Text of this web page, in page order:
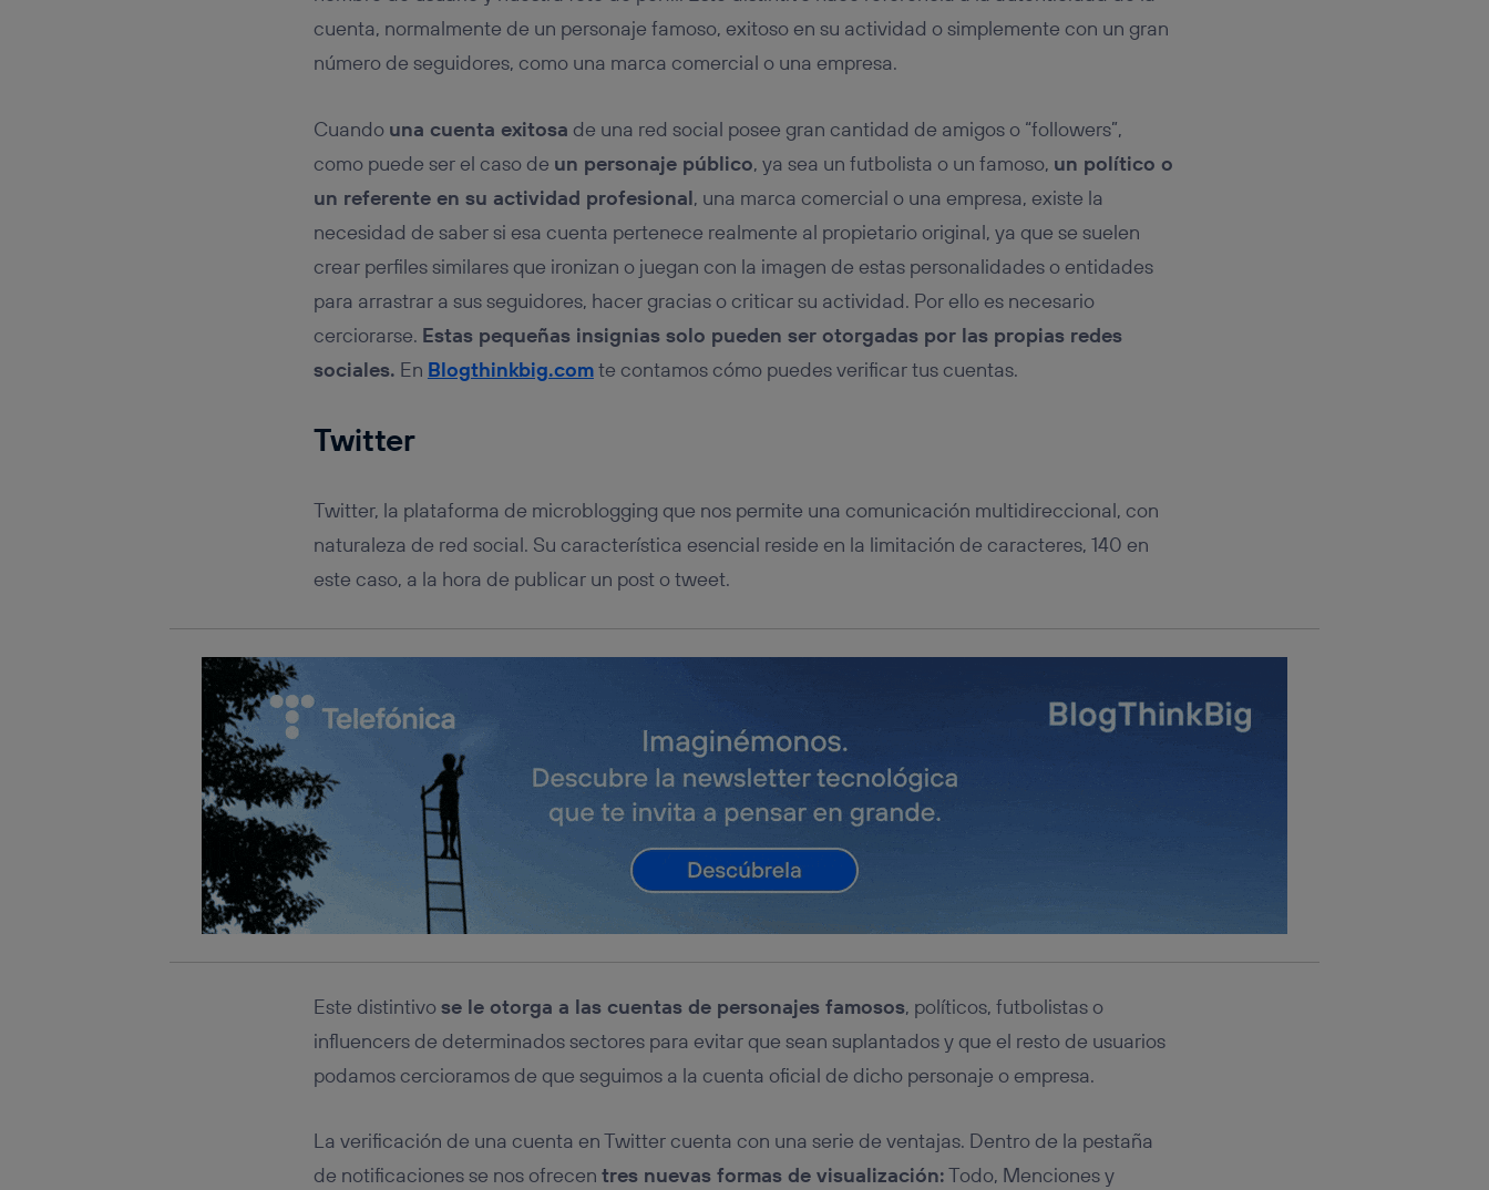
cuenta, normalmente de un personaje famoso, exitoso en su actividad o simplemente con un gran
número de seguidores, como una marca comercial o una empresa.
Cuando una cuenta exitosa de una red social posee gran cantidad de amigos o “followers”,
como puede ser el caso de un personaje público, ya sea un futbolista o un famoso, un político o
un referente en su actividad profesional, una marca comercial o una empresa, existe la
necesidad de saber si esa cuenta pertenece realmente al propietario original, ya que se suelen
crear perfiles similares que ironizan o juegan con la imagen de estas personalidades o entidades
para arrastrar a sus seguidores, hacer gracias o criticar su actividad. Por ello es necesario
cerciorarse. Estas pequeñas insignias solo pueden ser otorgadas por las propias redes
sociales. En Blogthinkbig.comte contamos cómo puedes verificar tus cuentas.
Twitter
Twitter, la plataforma de microblogging que nos permite una comunicación multidireccional, con
naturaleza de red social. Su característica esencial reside en la limitación de caracteres, 140 en
este caso, a la hora de publicar un post o tweet.
Este distintivose le otorga a las cuentas de personajes famosos, políticos, futbolistas o
influencers de determinados sectores para evitar que sean suplantados y que el resto de usuarios
podamos cercioramos de que seguimos a la cuenta oficial de dicho personaje o empresa.
La verificación de una cuenta en Twitter cuenta con una serie de ventajas. Dentro de la pestaña
de notificaciones se nos ofrecen tres nuevas formas de visualización:Todo, Menciones y
conecte su dispositivo y consienta el uso de la tecnología recibirá el mismo identificador.
Si utilizas una conexión de banda ancha(p. ej., Wi-Fi), el marketing o análisis se
hayan dado su consentimiento.
, el marketing será más personalizado, ya que se basará
únicamente en la navegación del usuario del móvil.
Puedes gestionar los consentimientos Utiq seleccionando “Administrar Utiq” en la parte
inferior de esta página web o visitando el
portal de privacidad de Utiq (“consenthub”)
Para más información, consulta la política de privacidad de Utiq.